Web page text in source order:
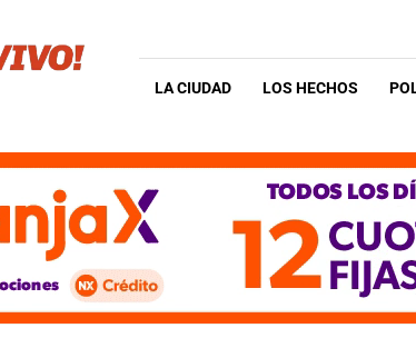
LA CIUDAD LOS HECHOS